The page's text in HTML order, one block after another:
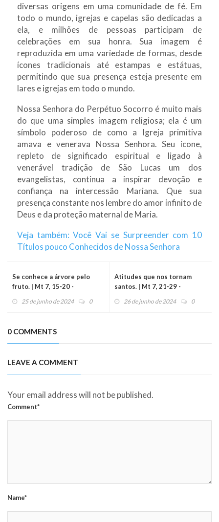
diversas origens em uma comunidade de fé. Em
todo o mundo, igrejas e capelas são dedicadas a
ela, e milhões de pessoas participam de
celebrações em sua honra. Sua imagem é
reproduzida em uma variedade de formas, desde
ícones tradicionais até estampas e estátuas,
permitindo que sua presença esteja presente em
lares e igrejas em todo o mundo.
Nossa Senhora do Perpétuo Socorro é muito mais
do que uma simples imagem religiosa; ela é um
símbolo poderoso de como a Igreja primitiva
amava e venerava Nossa Senhora. Seu ícone,
repleto de significado espiritual e ligado à
venerável tradição de São Lucas um dos
evangelistas, continua a inspirar devoção e
confiança na intercessão Mariana. Que sua
presença constante nos lembre do amor infinito de
Deus e da proteção maternal de Maria.
Veja também: Você Vai se Surpreender com 10
Títulos pouco Conhecidos de Nossa Senhora
Se conhece a árvore pelo
fruto. | Mt 7, 15-20 -
(26/06/2024)
25 de junho de 2024 0
Atitudes que nos tornam
santos. | Mt 7, 21-29 -
(27/06/2024)
26 de junho de 2024 0
0 COMMENTS
LEAVE A COMMENT
Your email address will not be published.
Comment*
Name*